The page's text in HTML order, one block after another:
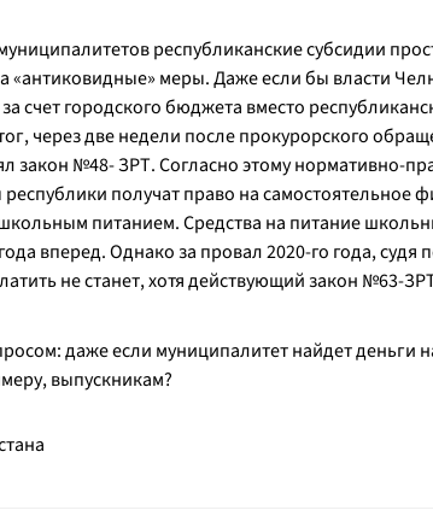
республиканские субсидии
«антиковидные» меры. Даже если бы власти
счет городского бюджета вместо
через две недели после прокурорского
закон №48- ЗРТ. Согласно этому нормативно-
получат право на самостоятельное
питанием. Средства на питание
вперед. Однако за провал 2020-го года, судя
не станет, хотя действующий закон №63-
даже если муниципалитет найдет деньги
выпускникам?